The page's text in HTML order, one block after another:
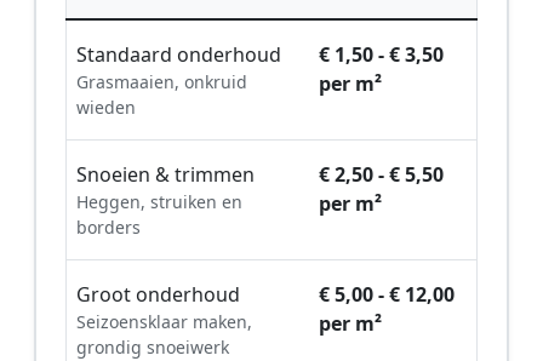
Standaard onderhoud
Grasmaaien, onkruid
wieden
€ 1,50 - € 3,50
per m²
Snoeien & trimmen
Heggen, struiken en
borders
€ 2,50 - € 5,50
per m²
Groot onderhoud
Seizoensklaar maken,
grondig snoeiwerk
€ 5,00 - € 12,00
per m²